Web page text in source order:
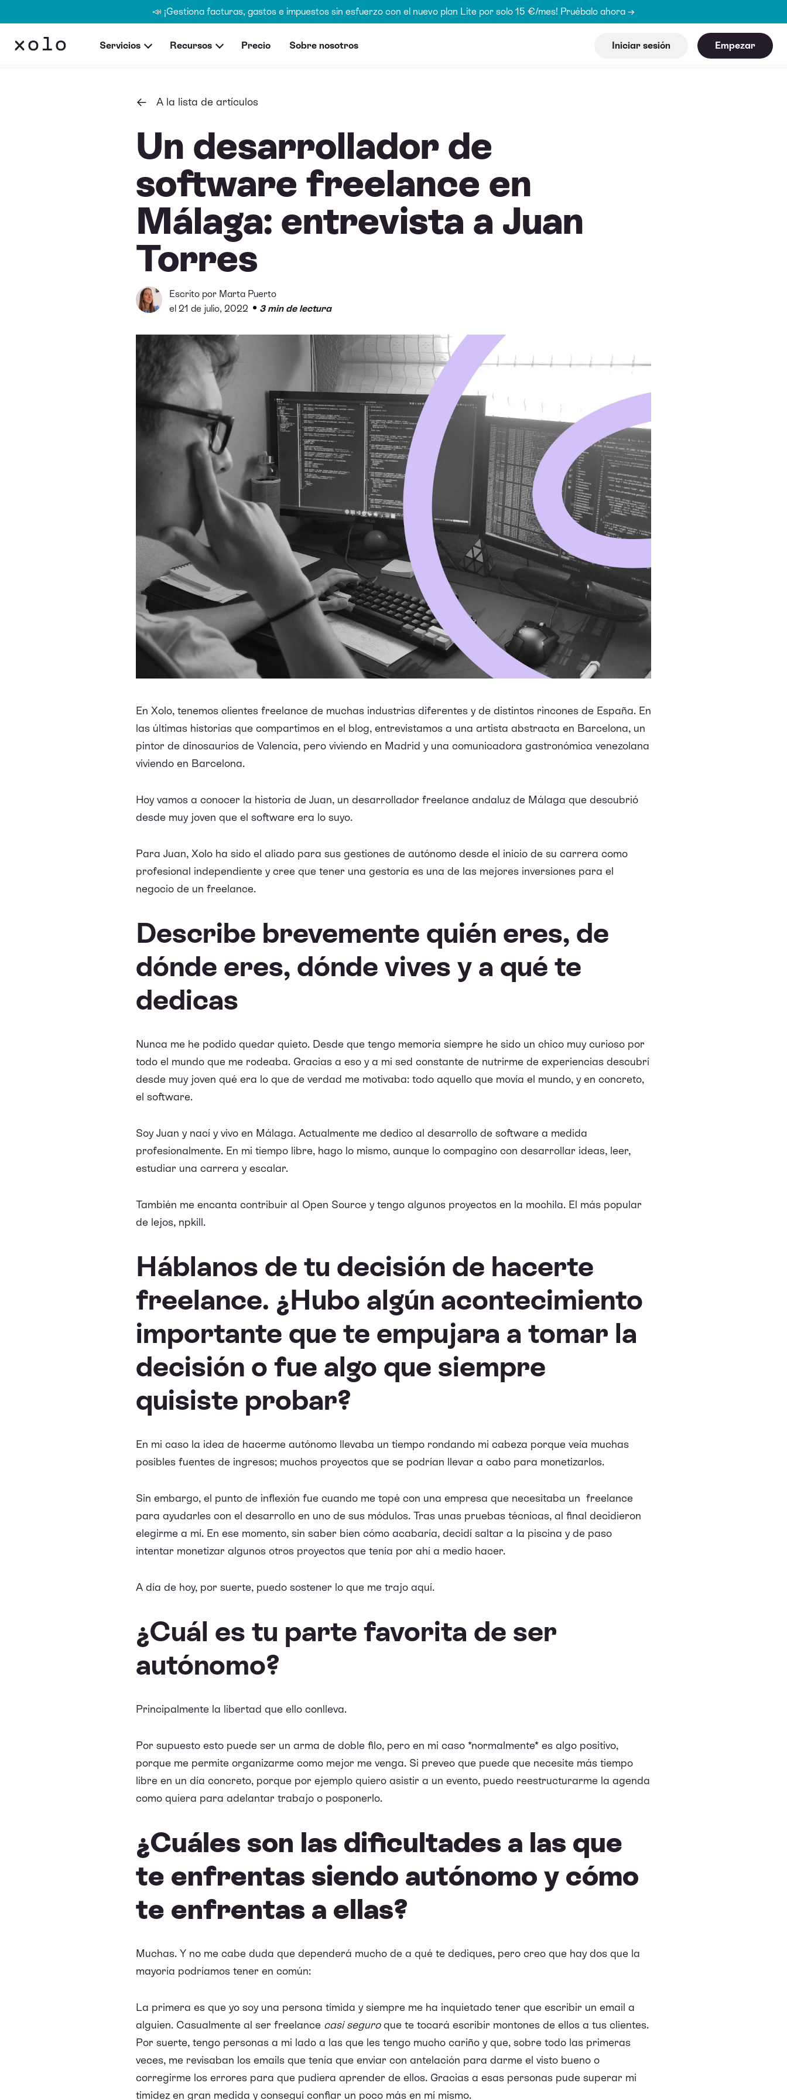
📣 ¡Gestiona facturas, gastos e impuestos sin esfuerzo con el nuevo plan Lite por solo 15 €/mes! Pruébalo ahora →
Servicios Recursos Precio Sobre nosotros Iniciar sesión Empezar
A la lista de artículos
Un desarrollador de
software freelance en
Málaga: entrevista a Juan
Torres
Escrito por Marta Puerto
el 21 de julio, 2022 • 3 min de lectura
En Xolo, tenemos clientes freelance de muchas industrias diferentes y de distintos rincones de España. En
las últimas historias que compartimos en el blog, entrevistamos a una artista abstracta en Barcelona, un
pintor de dinosaurios de Valencia, pero viviendo en Madrid y una comunicadora gastronómica venezolana
viviendo en Barcelona.
Hoy vamos a conocer la historia de Juan, un desarrollador freelance andaluz de Málaga que descubrió
desde muy joven que el software era lo suyo.
Para Juan, Xolo ha sido el aliado para sus gestiones de autónomo desde el inicio de su carrera como
profesional independiente y cree que tener una gestoría es una de las mejores inversiones para el
negocio de un freelance.
Describe brevemente quién eres, de
dónde eres, dónde vives y a qué te
dedicas
Nunca me he podido quedar quieto. Desde que tengo memoria siempre he sido un chico muy curioso por
todo el mundo que me rodeaba. Gracias a eso y a mi sed constante de nutrirme de experiencias descubrí
desde muy joven qué era lo que de verdad me motivaba: todo aquello que movía el mundo, y en concreto,
el software.
Soy Juan y nací y vivo en Málaga. Actualmente me dedico al desarrollo de software a medida
profesionalmente. En mi tiempo libre, hago lo mismo, aunque lo compagino con desarrollar ideas, leer,
estudiar una carrera y escalar.
También me encanta contribuir al Open Source y tengo algunos proyectos en la mochila. El más popular
de lejos, npkill.
Háblanos de tu decisión de hacerte
freelance. ¿Hubo algún acontecimiento
importante que te empujara a tomar la
decisión o fue algo que siempre
quisiste probar?
En mi caso la idea de hacerme autónomo llevaba un tiempo rondando mi cabeza porque veía muchas
posibles fuentes de ingresos; muchos proyectos que se podrían llevar a cabo para monetizarlos.
Sin embargo, el punto de inflexión fue cuando me topé con una empresa que necesitaba un freelance
para ayudarles con el desarrollo en uno de sus módulos. Tras unas pruebas técnicas, al final decidieron
elegirme a mí. En ese momento, sin saber bien cómo acabaría, decidí saltar a la piscina y de paso
intentar monetizar algunos otros proyectos que tenía por ahí a medio hacer.
A día de hoy, por suerte, puedo sostener lo que me trajo aquí.
¿Cuál es tu parte favorita de ser
autónomo?
Principalmente la libertad que ello conlleva.
Por supuesto esto puede ser un arma de doble filo, pero en mi caso *normalmente* es algo positivo,
porque me permite organizarme como mejor me venga. Si preveo que puede que necesite más tiempo
libre en un día concreto, porque por ejemplo quiero asistir a un evento, puedo reestructurarme la agenda
como quiera para adelantar trabajo o posponerlo.
¿Cuáles son las dificultades a las que
te enfrentas siendo autónomo y cómo
te enfrentas a ellas?
Muchas. Y no me cabe duda que dependerá mucho de a qué te dediques, pero creo que hay dos que la
mayoría podríamos tener en común:
La primera es que yo soy una persona tímida y siempre me ha inquietado tener que escribir un email a
alguien. Casualmente al ser freelance casi seguroque te tocará escribir montones de ellos a tus clientes.
Por suerte, tengo personas a mi lado a las que les tengo mucho cariño y que, sobre todo las primeras
veces, me revisaban los emails que tenía que enviar con antelación para darme el visto bueno o
corregirme los errores para que pudiera aprender de ellos. Gracias a esas personas pude superar mi
timidez en gran medida y conseguí confiar un poco más en mí mismo.